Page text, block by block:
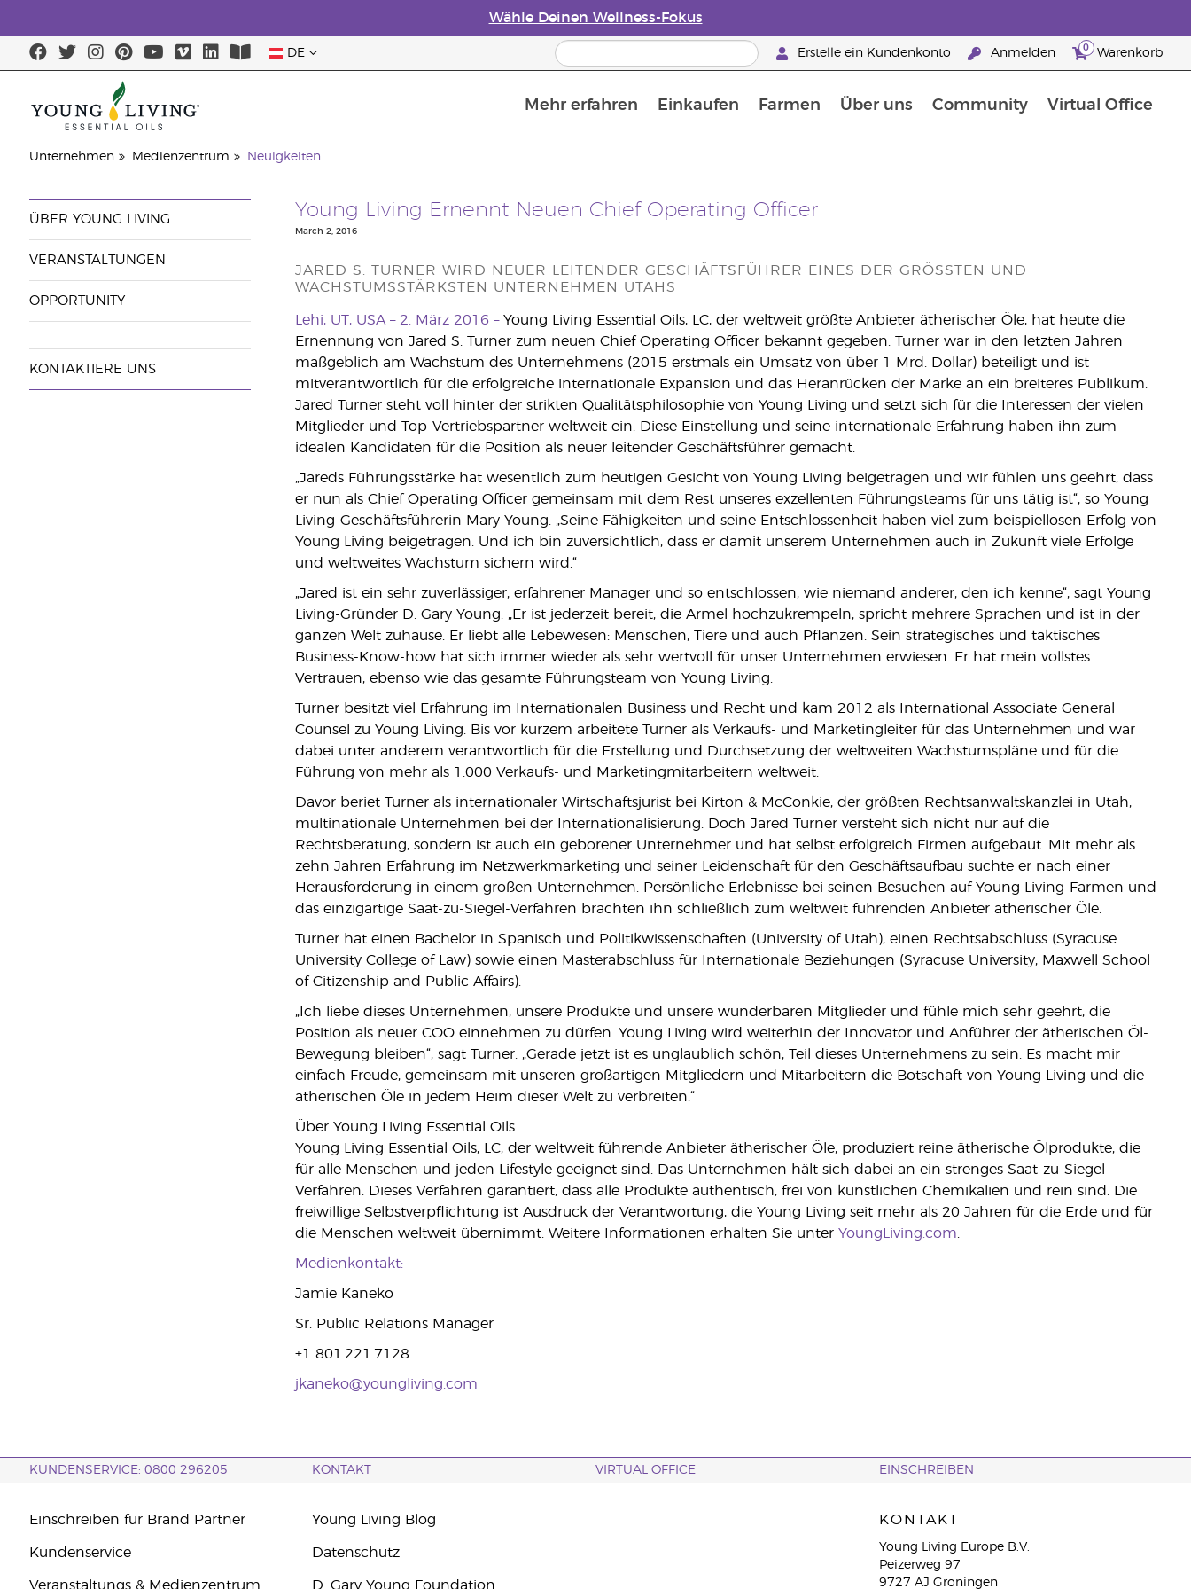
Wähle Deinen Wellness-Fokus
DE Erstelle ein Kundenkonto Anmelden 0 Warenkorb
Mehr erfahren Einkaufen Farmen Über uns Community Virtual Office
Unternehmen Medienzentrum Neuigkeiten
ÜBER YOUNG LIVING
VERANSTALTUNGEN
OPPORTUNITY
KONTAKTIERE UNS
Young Living Ernennt Neuen Chief Operating Officer
March 2, 2016
JARED S. TURNER WIRD NEUER LEITENDER GESCHÄFTSFÜHRER EINES DER GRÖSSTEN UND W
ACHSTUMSSTÄRKSTEN UNTERNEHMEN UTAHS
Lehi, UT, USA – 2. März 2016 –Young Living Essential Oils, LC, der weltweit größte Anbieter ätherischer Öle, hat heute die
Ernennung von Jared S. Turner zum neuen Chief Operating Officer bekannt gegeben. Turner war in den letzten Jahren
maßgeblich am Wachstum des Unternehmens (2015 erstmals ein Umsatz von über 1 Mrd. Dollar) beteiligt und ist
mitverantwortlich für die erfolgreiche internationale Expansion und das Heranrücken der Marke an ein breiteres Publikum.
Jared Turner steht voll hinter der strikten Qualitätsphilosophie von Young Living und setzt sich für die Interessen der vielen
Mitglieder und Top-Vertriebspartner weltweit ein. Diese Einstellung und seine internationale Erfahrung haben ihn zum
idealen Kandidaten für die Position als neuer leitender Geschäftsführer gemacht.
„Jareds Führungsstärke hat wesentlich zum heutigen Gesicht von Young Living beigetragen und wir fühlen uns geehrt, dass
er nun als Chief Operating Officer gemeinsam mit dem Rest unseres exzellenten Führungsteams für uns tätig ist“, so Young
Living-Geschäftsführerin Mary Young. „Seine Fähigkeiten und seine Entschlossenheit haben viel zum beispiellosen Erfolg von
Young Living beigetragen. Und ich bin zuversichtlich, dass er damit unserem Unternehmen auch in Zukunft viele Erfolge
und weltweites Wachstum sichern wird.“
„Jared ist ein sehr zuverlässiger, erfahrener Manager und so entschlossen, wie niemand anderer, den ich kenne“, sagt Young
Living-Gründer D. Gary Young. „Er ist jederzeit bereit, die Ärmel hochzukrempeln, spricht mehrere Sprachen und ist in der
ganzen Welt zuhause. Er liebt alle Lebewesen: Menschen, Tiere und auch Pflanzen. Sein strategisches und taktisches
Business-Know-how hat sich immer wieder als sehr wertvoll für unser Unternehmen erwiesen. Er hat mein vollstes
Vertrauen, ebenso wie das gesamte Führungsteam von Young Living.
Turner besitzt viel Erfahrung im Internationalen Business und Recht und kam 2012 als International Associate General
Counsel zu Young Living. Bis vor kurzem arbeitete Turner als Verkaufs- und Marketingleiter für das Unternehmen und war
dabei unter anderem verantwortlich für die Erstellung und Durchsetzung der weltweiten Wachstumspläne und für die
Führung von mehr als 1.000 Verkaufs- und Marketingmitarbeitern weltweit.
Davor beriet Turner als internationaler Wirtschaftsjurist bei Kirton & McConkie, der größten Rechtsanwaltskanzlei in Utah,
multinationale Unternehmen bei der Internationalisierung. Doch Jared Turner versteht sich nicht nur auf die
Rechtsberatung, sondern ist auch ein geborener Unternehmer und hat selbst erfolgreich Firmen aufgebaut. Mit mehr als
zehn Jahren Erfahrung im Netzwerkmarketing und seiner Leidenschaft für den Geschäftsaufbau suchte er nach einer
Herausforderung in einem großen Unternehmen. Persönliche Erlebnisse bei seinen Besuchen auf Young Living-Farmen und
das einzigartige Saat-zu-Siegel-Verfahren brachten ihn schließlich zum weltweit führenden Anbieter ätherischer Öle.
Turner hat einen Bachelor in Spanisch und Politikwissenschaften (University of Utah), einen Rechtsabschluss (Syracuse
University College of Law) sowie einen Masterabschluss für Internationale Beziehungen (Syracuse University, Maxwell School
of Citizenship and Public Affairs).
„Ich liebe dieses Unternehmen, unsere Produkte und unsere wunderbaren Mitglieder und fühle mich sehr geehrt, die
Position als neuer COO einnehmen zu dürfen. Young Living wird weiterhin der Innovator und Anführer der ätherischen Öl-
Bewegung bleiben“, sagt Turner. „Gerade jetzt ist es unglaublich schön, Teil dieses Unternehmens zu sein. Es macht mir
einfach Freude, gemeinsam mit unseren großartigen Mitgliedern und Mitarbeitern die Botschaft von Young Living und die
ätherischen Öle in jedem Heim dieser Welt zu verbreiten.“
Über Young Living Essential Oils
Young Living Essential Oils, LC, der weltweit führende Anbieter ätherischer Öle, produziert reine ätherische Ölprodukte, die
für alle Menschen und jeden Lifestyle geeignet sind. Das Unternehmen hält sich dabei an ein strenges Saat-zu-Siegel-
Verfahren. Dieses Verfahren garantiert, dass alle Produkte authentisch, frei von künstlichen Chemikalien und rein sind. Die
freiwillige Selbstverpflichtung ist Ausdruck der Verantwortung, die Young Living seit mehr als 20 Jahren für die Erde und für
die Menschen weltweit übernimmt. Weitere Informationen erhalten Sie unter YoungLiving.com
Medienkontakt:
Jamie Kaneko
Sr. Public Relations Manager
+1 801.221.7128
jkaneko@youngliving.com
KUNDENSERVICE: 0800 296205 KONTAKT VIRTUAL OFFICE EINSCHREIBEN
Einschreiben für Brand Partner
Kundenservice
Veranstaltungs & Medienzentrum
Young Living Blog
Datenschutz
D. Gary Young Foundation
KONTAKT
Young Living Europe B.V.
Peizerweg 97
9727 AJ Groningen